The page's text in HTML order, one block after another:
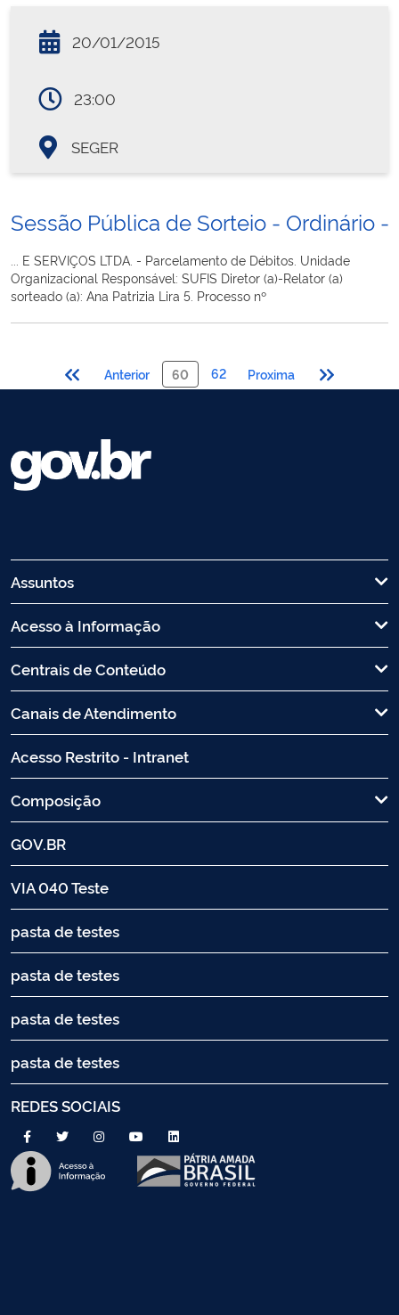
20/01/2015
23:00
SEGER
Sessão Pública de Sorteio - Ordinário -
... E SERVIÇOS LTDA. - Parcelamento de Débitos. Unidade
Organizacional Responsável: SUFIS Diretor (a)-Relator (a)
sorteado (a): Ana Patrizia Lira 5. Processo nº
Anterior 60 62 Proxima
Assuntos
Acesso à Informação
Centrais de Conteúdo
Canais de Atendimento
Acesso Restrito - Intranet
Composição
GOV.BR
VIA 040 Teste
pasta de testes
pasta de testes
pasta de testes
pasta de testes
REDES SOCIAIS